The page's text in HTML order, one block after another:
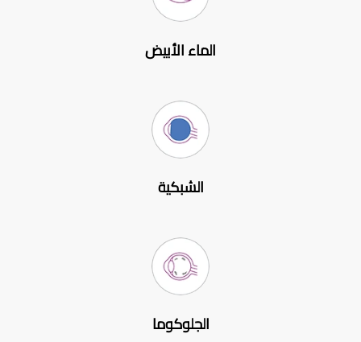
الماء الأبيض
الشبكية
الجلوكوما